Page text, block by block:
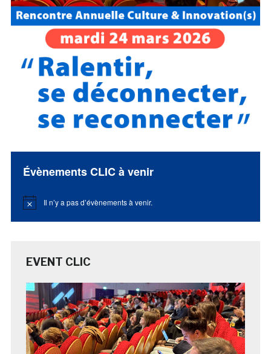
Évènements CLIC à venir
Notice Il n’y a pas d’évènements à venir.
EVENT CLIC